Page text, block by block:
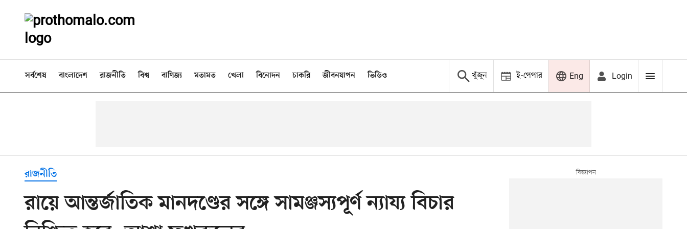
সর্বশেষ বাংলাদেশ রাজনীতি বিশ্ব বাণিজ্য মতামত খেলা বিনোদন চাকরি জীবনযাপন ভিডিও খুঁজুন ই-পেপার Eng Login
রাজনীতি
রায়ে আন্তর্জাতিক মানদণ্ডের সঙ্গে সামঞ্জস্যপূর্ণ ন্যায্য বিচার